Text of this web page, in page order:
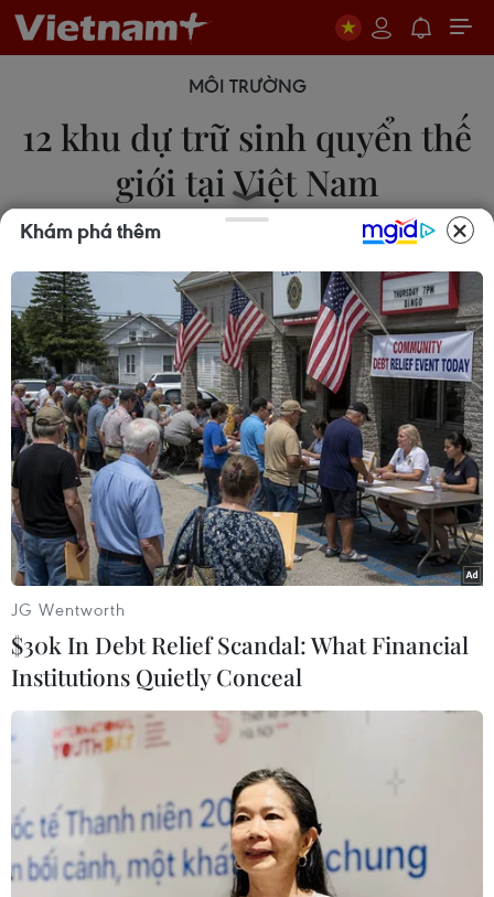
MÔI TRƯỜNG
12 khu dự trữ sinh quyển thế
giới tại Việt Nam
Với việc Phong Nha-Kẻ Bàng chính thức được
UNESCO công nhận, đến nay, Việt Nam có 12 Khu
Dự trữ sinh quyển thế giới.
Khám phá thêm
JG Wentworth
$30k In Debt Relief Scandal: What Financial
Institutions Quietly Conceal